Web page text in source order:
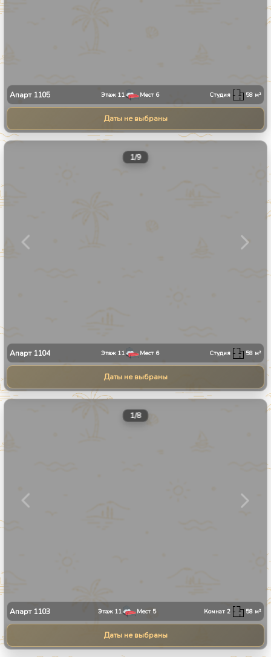
Апарт 1105 Этаж 11 Мест 6 Студия 58 м²
Даты не выбраны
1/9
Апарт 1104 Этаж 11 Мест 6 Студия 58 м²
Даты не выбраны
1/8
Апарт 1103 Этаж 11 Мест 5 Комнат2 58 м²
Даты не выбраны